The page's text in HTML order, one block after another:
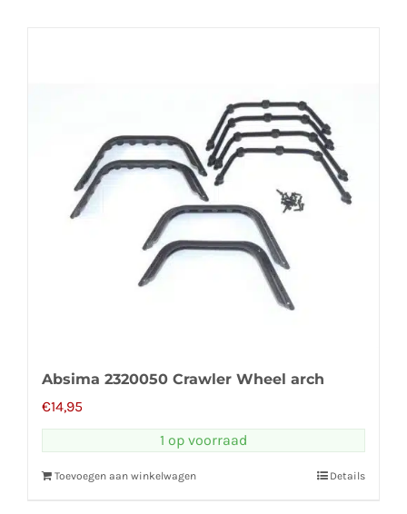
Absima 2320050 Crawler Wheel arch
€14,95
1 op voorraad
Toevoegen aan winkelwagen Details